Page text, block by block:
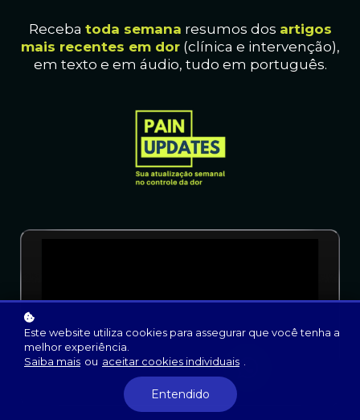
Receba toda semana resumos dos artigos
mais recentes em dor(clínica e intervenção),
em texto e em áudio, tudo em português.
Este website utiliza cookies para assegurar que você tenha a
melhor experiência.
Saiba mais ou aceitar cookies individuais
Entendido